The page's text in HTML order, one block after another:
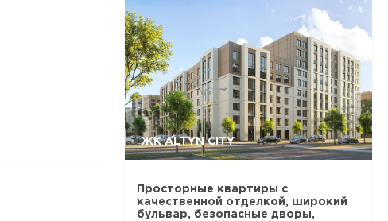
ЖК ALTYN CITY
Просторные квартиры с
качественной отделкой, широкий
бульвар, безопасные дворы,